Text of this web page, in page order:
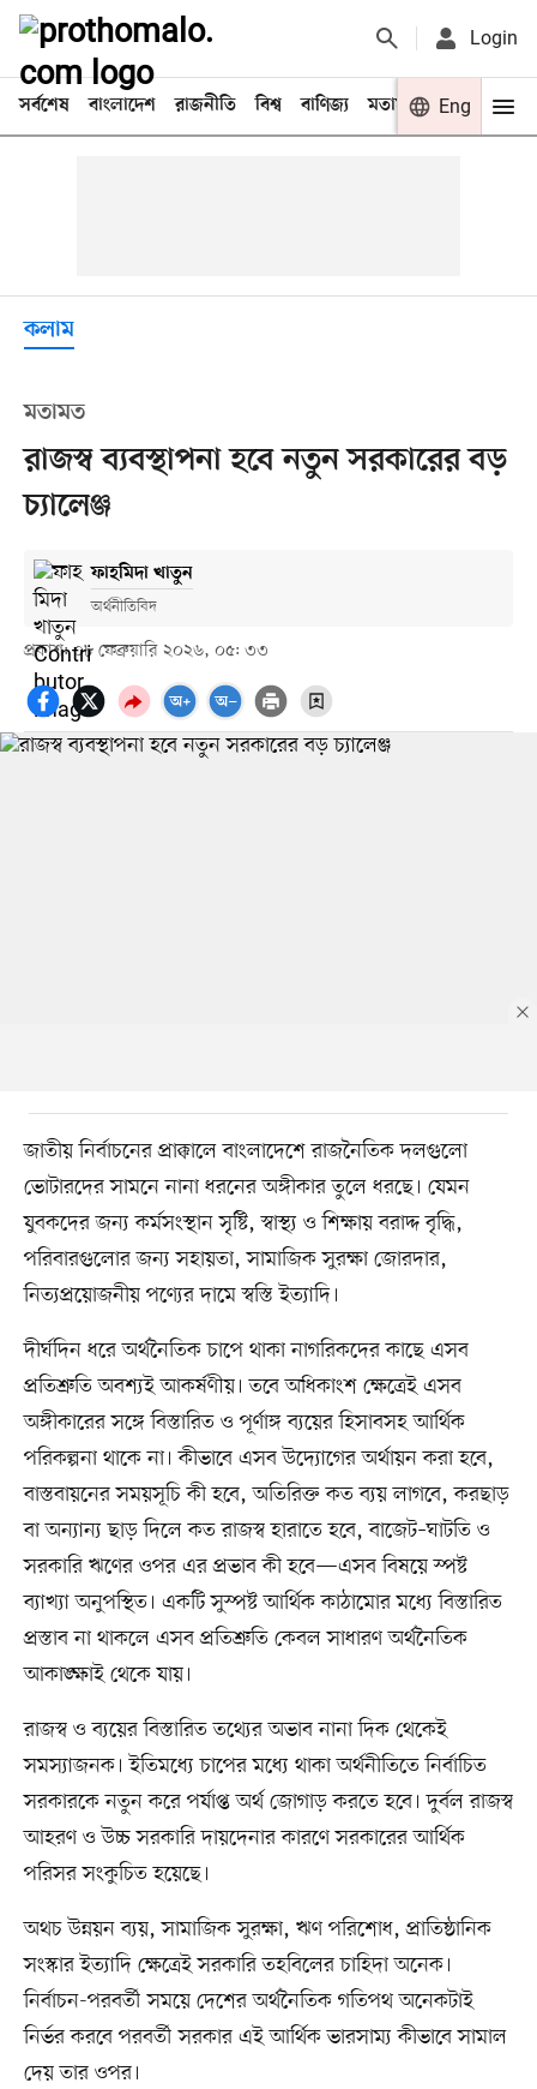
Login
সর্বশেষ বাংলাদেশ রাজনীতি বিশ্ব বাণিজ্য মতামত খেলা
Eng
কলাম
মতামত
রাজস্ব ব্যবস্থাপনা হবে নতুন সরকারের বড়
চ্যালেঞ্জ
ফাহমিদা খাতুন
অর্থনীতিবিদ
প্রকাশ: ০৮ ফেব্রুয়ারি ২০২৬, ০৫: ৩৩
জাতীয় নির্বাচনের প্রাক্কালে বাংলাদেশে রাজনৈতিক দলগুলো
ভোটারদের সামনে নানা ধরনের অঙ্গীকার তুলে ধরছে। যেমন
যুবকদের জন্য কর্মসংস্থান সৃষ্টি, স্বাস্থ্য ও শিক্ষায় বরাদ্দ বৃদ্ধি,
পরিবারগুলোর জন্য সহায়তা, সামাজিক সুরক্ষা জোরদার,
নিত্যপ্রয়োজনীয় পণ্যের দামে স্বস্তি ইত্যাদি।
দীর্ঘদিন ধরে অর্থনৈতিক চাপে থাকা নাগরিকদের কাছে এসব
প্রতিশ্রুতি অবশ্যই আকর্ষণীয়। তবে অধিকাংশ ক্ষেত্রেই এসব
অঙ্গীকারের সঙ্গে বিস্তারিত ও পূর্ণাঙ্গ ব্যয়ের হিসাবসহ আর্থিক
পরিকল্পনা থাকে না। কীভাবে এসব উদ্যোগের অর্থায়ন করা হবে,
বাস্তবায়নের সময়সূচি কী হবে, অতিরিক্ত কত ব্যয় লাগবে, করছাড়
বা অন্যান্য ছাড় দিলে কত রাজস্ব হারাতে হবে, বাজেট–ঘাটতি ও
সরকারি ঋণের ওপর এর প্রভাব কী হবে—এসব বিষয়ে স্পষ্ট
ব্যাখ্যা অনুপস্থিত। একটি সুস্পষ্ট আর্থিক কাঠামোর মধ্যে বিস্তারিত
প্রস্তাব না থাকলে এসব প্রতিশ্রুতি কেবল সাধারণ অর্থনৈতিক
আকাঙ্ক্ষাই থেকে যায়।
রাজস্ব ও ব্যয়ের বিস্তারিত তথ্যের অভাব নানা দিক থেকেই
সমস্যাজনক। ইতিমধ্যে চাপের মধ্যে থাকা অর্থনীতিতে নির্বাচিত
সরকারকে নতুন করে পর্যাপ্ত অর্থ জোগাড় করতে হবে। দুর্বল রাজস্ব
আহরণ ও উচ্চ সরকারি দায়দেনার কারণে সরকারের আর্থিক
পরিসর সংকুচিত হয়েছে।
অথচ উন্নয়ন ব্যয়, সামাজিক সুরক্ষা, ঋণ পরিশোধ, প্রাতিষ্ঠানিক
সংস্কার ইত্যাদি ক্ষেত্রেই সরকারি তহবিলের চাহিদা অনেক।
নির্বাচন-পরবর্তী সময়ে দেশের অর্থনৈতিক গতিপথ অনেকটাই
নির্ভর করবে পরবর্তী সরকার এই আর্থিক ভারসাম্য কীভাবে সামাল
দেয় তার ওপর।